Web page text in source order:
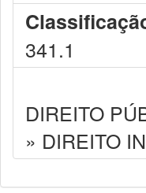
341.1
DIREITO
» DIREITO